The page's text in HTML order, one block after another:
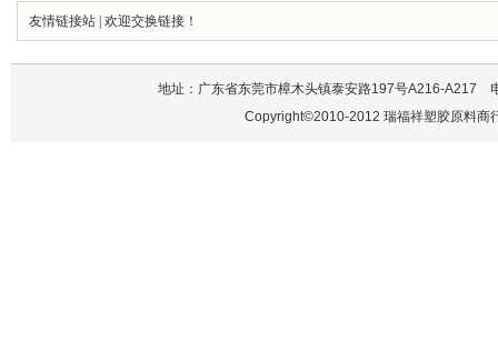
友情链接站 欢迎交换链接！
地址：广东省东莞市樟木头镇泰安路197号A216-
Copyright©2010-2012 瑞福祥塑胶原料